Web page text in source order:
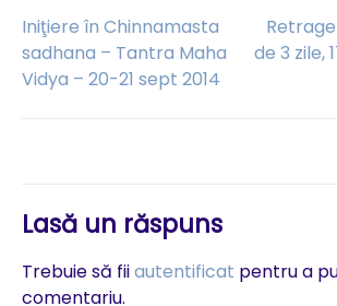
Navigare
în
Iniţiere în Chinnamasta
sadhana – Tantra Maha
Vidya – 20-21 sept 2014
de 3 zile,
Lasă un răspuns
Trebuie să fiiautentificat pentru a
comentariu.